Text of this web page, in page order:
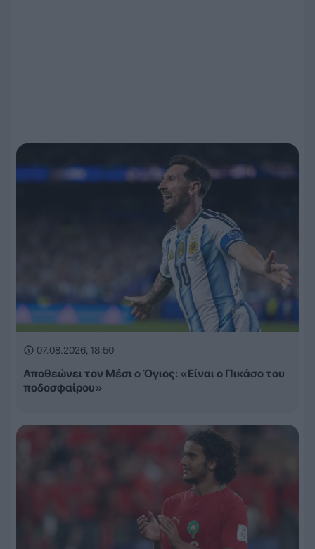
07.08.2026, 18:50
Αποθεώνει τον Μέσι ο Όγιος: «Είναι ο Πικάσο του
ποδοσφαίρου»